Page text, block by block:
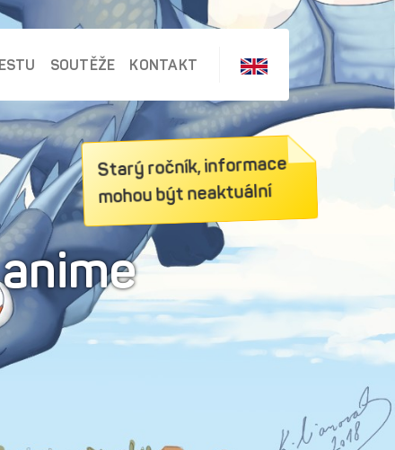
SOUTĚŽE KONTAKT
Starý ročník, informace
mohou být neaktuální